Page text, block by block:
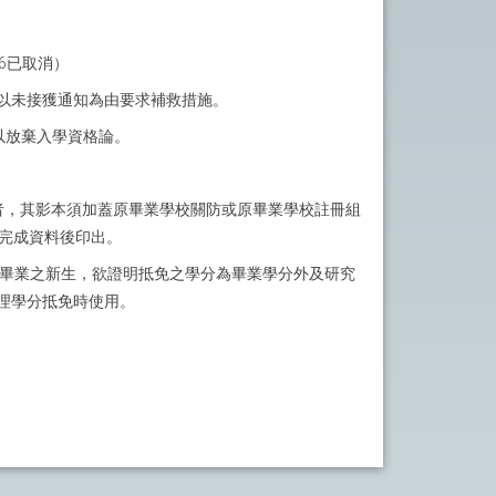
取消）
接獲通知為由要求補救措施。
棄入學資格論。
其影本須加蓋原畢業學校關防或原畢業學校註冊組
成資料後印出。
業之新生，欲證明抵免之學分為畢業學分外及研究
分抵免時使用。